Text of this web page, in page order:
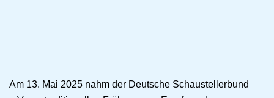
Am 13. Mai 2025 nahm der Deutsche Schaustellerbund